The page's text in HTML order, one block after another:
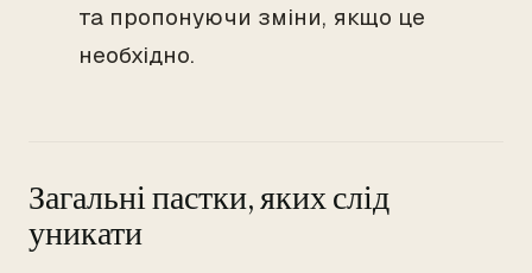
та пропонуючи зміни, якщо це
необхідно.
Загальні пастки, яких слід
уникати